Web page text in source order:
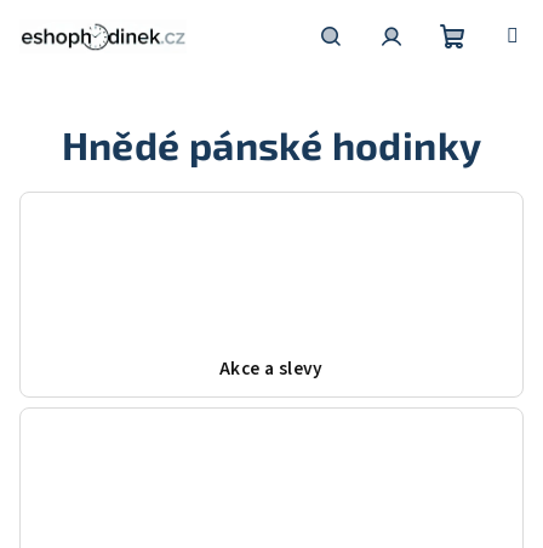
košík
Hnědé pánské hodinky
Akce a slevy